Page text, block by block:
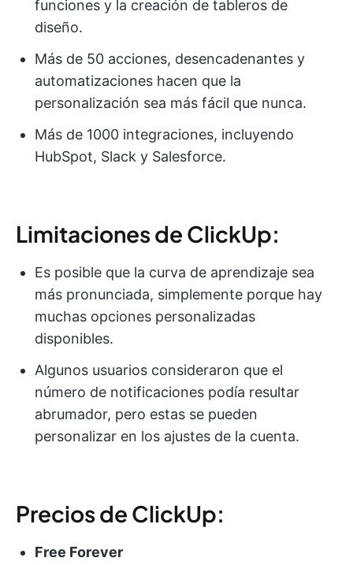
funciones y la creación de tableros de
diseño.
Más de 50 acciones, desencadenantes y
automatizaciones hacen que la
personalización sea más fácil que nunca.
Más de 1000 integraciones, incluyendo
HubSpot, Slack y Salesforce.
Limitaciones de ClickUp:
Es posible que la curva de aprendizaje sea
más pronunciada, simplemente porque hay
muchas opciones personalizadas
disponibles.
Algunos usuarios consideraron que el
número de notificaciones podía resultar
abrumador, pero estas se pueden
personalizar en los ajustes de la cuenta.
Precios de ClickUp:
Free Forever